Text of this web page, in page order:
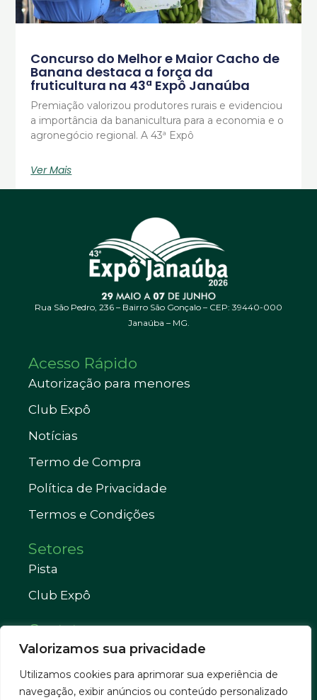
Valorizamos sua privacidade
Utilizamos cookies para aprimorar sua experiência de
navegação, exibir anúncios ou conteúdo personalizado
Concurso do Melhor e Maior Cacho de
Banana destaca a força da
fruticultura na 43ª Expô Janaúba
Premiação valorizou produtores rurais e evidenciou
a importância da bananicultura para a economia e o
agronegócio regional. A 43ª Expô
Ver Mais
Rua São Pedro, 236 – Bairro São Gonçalo – CEP: 39440-000
Janaúba – MG.
Acesso Rápido
Autorização para menores
Club Expô
Notícias
Termo de Compra
Política de Privacidade
Termos e Condições
Setores
Pista
Club Expô
Contatos
Telefone: (38) 3821-1033
WhatsApp: (38) 3821-2835